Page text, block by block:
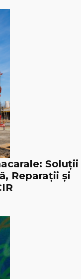
Soluții
Reparații și